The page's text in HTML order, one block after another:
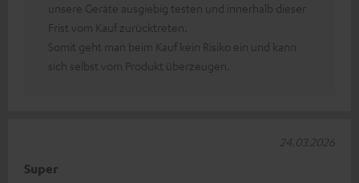
unsere Geräte ausgiebig testen und innerhalb dieser
Frist vom Kauf zurücktreten.
Somit geht man beim Kauf kein Risiko ein und kann
sich selbst vom Produkt überzeugen.
Super
24.03.2026